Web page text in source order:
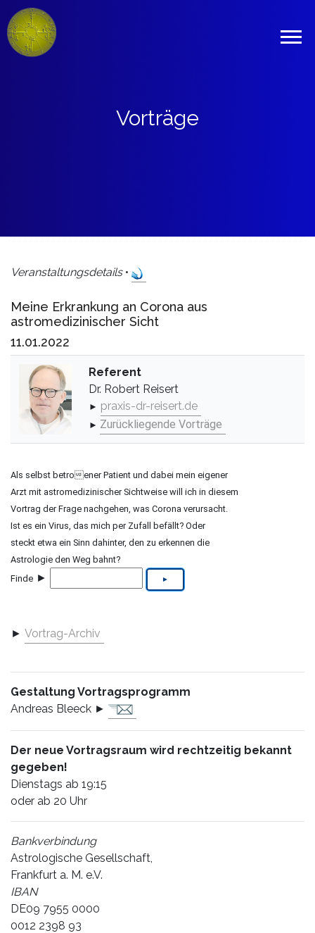
Vorträge
Veranstaltungsdetails•
Meine Erkrankung an Corona aus
astromedizinischer Sicht
11.01.2022
Referent
Dr. Robert Reisert
► praxis-dr-reisert.de
► Zurückliegende Vorträge
Als selbst betroener Patient und dabei mein eigener
Arzt mit astromedizinischer Sichtweise will ich in diesem
Vortrag der Frage nachgehen, was Corona verursacht.
Ist es ein Virus, das mich per Zufall befällt? Oder
steckt etwa ein Sinn dahinter, den zu erkennen die
Astrologie den Weg bahnt?
Finde ►
► Vortrag-Archiv
Gestaltung Vortragsprogramm
Andreas Bleeck ►
Der neue Vortragsraum wird rechtzeitig bekannt
gegeben!
Dienstags ab 19:15
oder ab 20 Uhr
Bankverbindung
Astrologische Gesellschaft,
Frankfurt a. M. e.V.
IBAN
DE09 7955 0000
0012 2398 93